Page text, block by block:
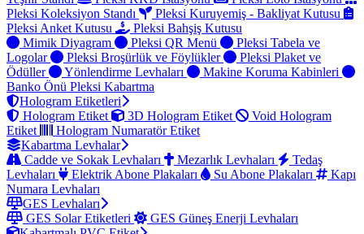
Pleksi Koleksiyon Standı
Pleksi Kuruyemiş - Bakliyat Kutusu
Pleksi Anket Kutusu
Pleksi Bahşiş Kutusu
Mimik Diyagram
Pleksi QR Menü
Pleksi Tabela ve
Logolar
Pleksi Broşürlük ve Föylükler
Pleksi Plaket ve
Ödüller
Yönlendirme Levhaları
Makine Koruma Kabinleri
Banko Önü Pleksi Kabartma
Hologram Etiketleri
Hologram Etiket
3D Hologram Etiket
Void Hologram
Etiket
Hologram Numaratör Etiket
Kabartma Levhalar
Cadde ve Sokak Levhaları
Mezarlık Levhaları
Tedaş
Levhaları
Elektrik Abone Plakaları Su Abone Plakaları
Kapı
Numara Levhaları
GES Levhaları
GES Solar Etiketleri
GES Güneş Enerji Levhaları